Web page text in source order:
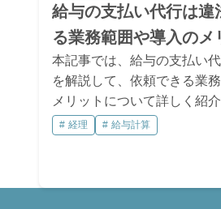
給与の支払い代行は違
る業務範囲や導入のメ
本記事では、給与の支払い
を解説して、依頼できる業
メリットについて詳しく紹
サービスを正しく理解する
経理 給与計算